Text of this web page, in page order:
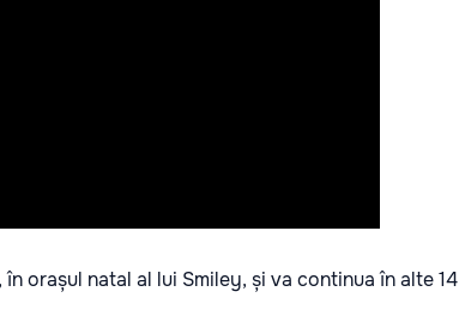
orașul natal al lui Smiley, și va continua în alte 14